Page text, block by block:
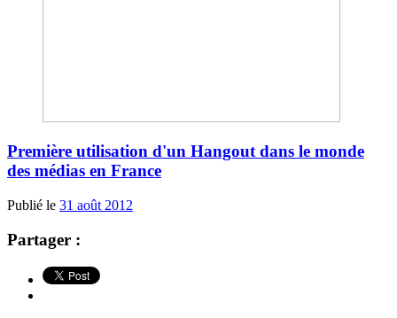
Première utilisation d'un Hangout dans le monde
des médias en France
Publié le 31 août 2012
Partager :